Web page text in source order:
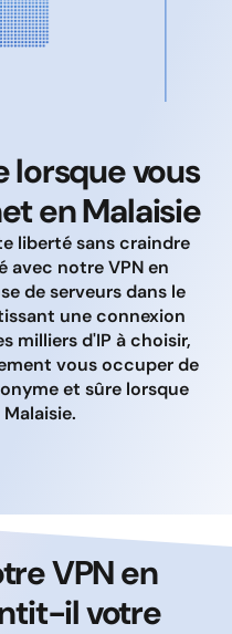
lorsque vous
en Malaisie
liberté sans craindre
avec notre VPN en
de serveurs dans le
une connexion
milliers d'IP à choisir,
vous occuper de
et sûre lorsque
VPN en
il votre